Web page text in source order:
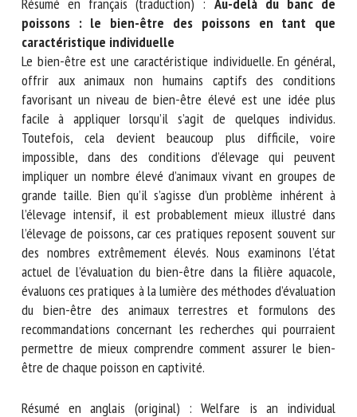
Résumé en français (traduction) :Au-delà du banc de
poissons : le bien-être des poissons en tant que
caractéristique individuelle
Le bien-être est une caractéristique individuelle. En
général, offrir aux animaux non humains captifs des
conditions favorisant un niveau de bien-être élevé est une
idée plus facile à appliquer lorsqu’il s’agit de quelques
individus. Toutefois, cela devient beaucoup plus difficile,
voire impossible, dans des conditions d’élevage qui peuvent
impliquer un nombre élevé d’animaux vivant en groupes de
grande taille. Bien qu’il s’agisse d’un problème inhérent à
l’élevage intensif, il est probablement mieux illustré dans
l’élevage de poissons, car ces pratiques reposent souvent
sur des nombres extrêmement élevés. Nous examinons
l’état actuel de l’évaluation du bien-être dans la filière
aquacole, évaluons ces pratiques à la lumière des méthodes
d’évaluation du bien-être des animaux terrestres et
formulons des recommandations concernant les recherches
qui pourraient permettre de mieux comprendre comment
Prénom *
Organisme *
E-mail *
En soumettant ce formulaire, j'accepte que les
informations saisies soient utilisées dans le cadre de la
relation avec le CNR BEA. *
Les champs suivis de * sont obligatoires